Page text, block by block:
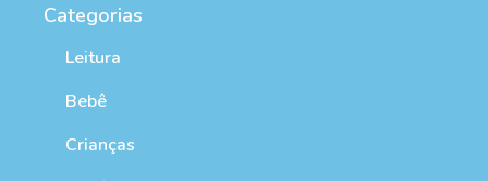
Categorias
Leitura
Bebê
Crianças